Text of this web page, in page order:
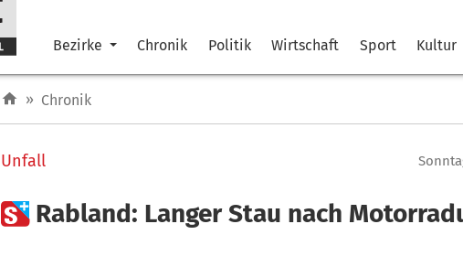
Bezirke Chronik Politik Wirtschaft Sport Kultur
» Chronik
Unfall
 Rabland: Langer Stau nach